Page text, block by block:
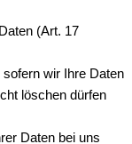
(Art. 17
wir Ihre Daten
löschen dürfen
Daten bei uns